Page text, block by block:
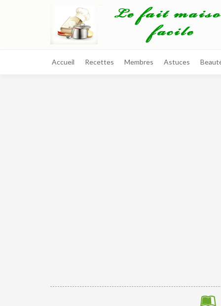
Accueil Recettes Membres Astuces